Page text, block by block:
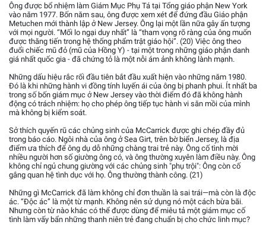
Ông được bổ nhiệm làm Giám Mục Phụ Tá tại Tổng giáo phận New York
vào năm 1977. Bốn năm sau, ông được xem xét để đứng đầu Giáo phận
Metuchen mới thành lập ở New Jersey. Ông lại một lần nữa gây ấn tượng
với mọi người. “Mối lo ngại duy nhất” là “tham vọng rõ ràng của ông muốn
được thăng tiến trong hệ thống phẩm trật giáo hội”. (20) Việc ông theo
đuổi chiếc mũ đỏ (mũ của Hồng Y) - tại một trong những giáo phận danh
giá nhất quốc gia - đã chứng tỏ là một nỗi ám ảnh không lành mạnh.
Những dấu hiệu rắc rối đầu tiên bắt đầu xuất hiện vào những năm 1980.
Đó là khi những hành vi đồng tính luyến ái của ông bị phanh phui. Ít nhất ba
trong số bốn giám mục ở New Jersey vào thời điểm đó đã không hành
động có trách nhiệm: họ cho phép ông tiếp tục hành vi săn mồi của mình
mà không bị kiểm soát.
Sở thích quyến rũ các chủng sinh của McCarrick được ghi chép đầy đủ
trong báo cáo. Ngôi nhà của ông ở Sea Girt, trên bờ biển Jersey, là địa
điểm ưa thích để ông dụ dỗ những chàng trai trẻ này. Ông cố tình mời
nhiều người hơn số giường ông có, và ông thường xuyên làm điều này. Ông
không chỉ ngủ chung giường với các chủng sinh "phụ trội": Ông còn cố
gắng quan hệ tình dục với họ. Ông thường thành công. (21)
Những gì McCarrick đã làm không chỉ đơn thuần là sai trái—mà còn là độc
ác. “Độc ác” là một từ mạnh. Không nên sử dụng nó một cách bừa bãi.
Nhưng còn từ nào khác có thể được dùng để miêu tả một giám mục cố
tình làm vấy bẩn những thanh niên trẻ đang chuẩn bị cho chức linh mục?